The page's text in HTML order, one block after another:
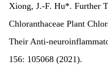
Xiong, J.-F. Hu*. Further
Chloranthaceae Plant
Their Anti-
156: 105068 (2021).